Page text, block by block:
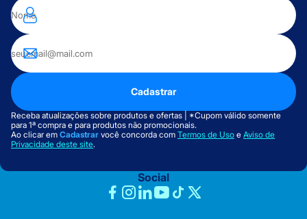
Cadastrar
Receba atualizações sobre produtos e ofertas | *Cupom válido somente
para 1ª compra e para produtos não promocionais.
Ao clicar em Cadastrar você concorda com Termos de Uso e Aviso de
Privacidade deste site.
Social